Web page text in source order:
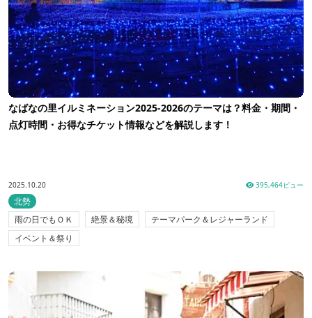
なばなの里イルミネーション2025‐2026のテーマは？料金・期間・
点灯時間・お得なチケット情報などを解説します！
2025.10.20 395,464ビュー
北勢
雨の日でもＯＫ
絶景＆秘境
テーマパーク＆レジャーランド
イベント＆祭り